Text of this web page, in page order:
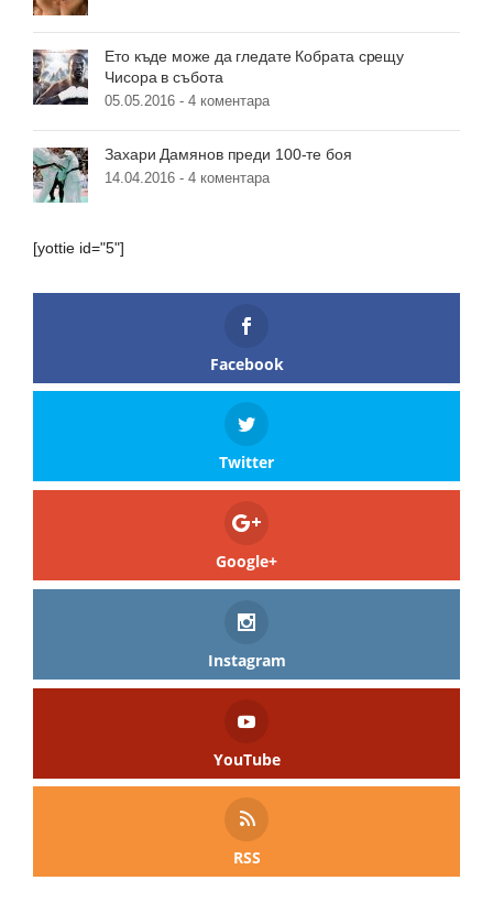
Ето къде може да гледате Кобрата срещу
Чисора в събота
05.05.2016 - 4 коментара
Захари Дамянов преди 100-те боя
14.04.2016 - 4 коментара
[yottie id="5"]
Facebook
Twitter
Google+
Instagram
YouTube
RSS